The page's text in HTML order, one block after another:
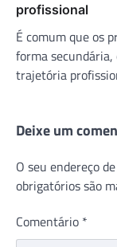
profissional
É comum que os
forma
trajetória
Deixe um
O seu endereço
obrigatórios são
Comentário *